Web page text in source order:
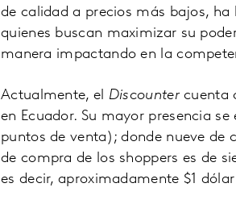
de calidad a precios más bajos,
quienes buscan maximizar su
manera impactando en la
Actualmente, el Discountercuenta
en Ecuador. Su mayor presencia
puntos de venta); donde nueve de
de compra de los shoppers es de
es decir, aproximadamente $1